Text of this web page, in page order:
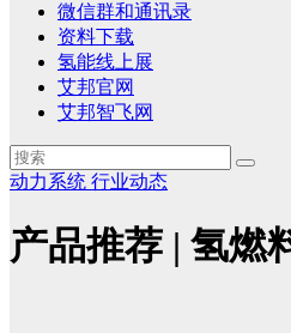
微信群和通讯录
资料下载
氢能线上展
艾邦官网
艾邦智飞网
动力系统 行业动态
产品推荐 | 氢燃